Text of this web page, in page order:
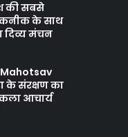
की सबसे
के साथ
दिव्य मंचन
के संरक्षण का
कला आचार्य